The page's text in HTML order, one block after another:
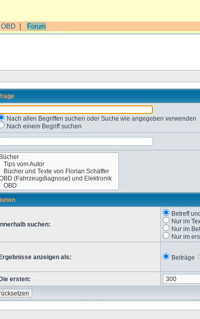
OBD Forum
Nach allen Begriffen suchen oder Suche wie angegeben verwenden
Nach einem Begriff suchen
suchen:
Betreff
Nur im
Nur im
Nur im
anzeigen als: Beiträge
ersten: